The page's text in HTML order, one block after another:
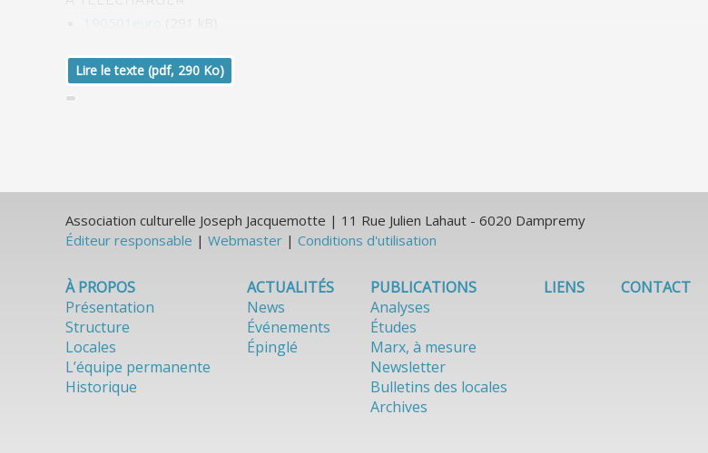
Lire le texte (pdf, 290 Ko)
Association culturelle Joseph Jacquemotte | 11 Rue Julien Lahaut - 6020 Dampremy
Éditeur responsable | Webmaster | Conditions d'utilisation
À PROPOS
Présentation
Structure
Locales
L’équipe permanente
Historique
ACTUALITÉS
News
Événements
Épinglé
PUBLICATIONS
Analyses
Études
Marx, à mesure
Newsletter
Bulletins des locales
Archives
LIENS CONTACT